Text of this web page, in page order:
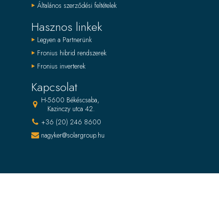
Általános szerződési feltételek
Hasznos linkek
Legyen a Partnerünk
Fronius hibrid rendszerek
Fronius inverterek
Kapcsolat
H-5600 Békéscsaba,
Kazinczy utca 42.
+36 (20) 246 8600
nagyker@solargroup.hu